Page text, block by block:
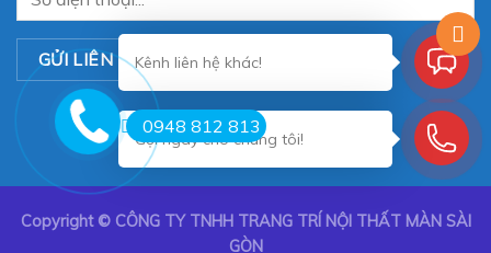
Copyright © CÔNG TY TNHH TRANG TRÍ NỘI THẤT MÀN SÀI
GÒN
Kênh liên hệ khác!
Gọi ngay cho chúng tôi!
0948 812 813